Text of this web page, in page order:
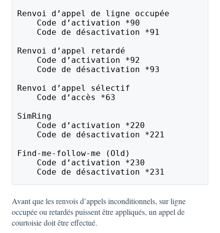
Renvoi d’appel de ligne occupée
    Code d’activation *90
    Code de désactivation *91
Renvoi d’appel retardé
    Code d’activation *92
    Code de désactivation *93
Renvoi d’appel sélectif
    Code d’accès *63
SimRing
    Code d’activation *220
    Code de désactivation *221
Find-me-follow-me (Old)
    Code d’activation *230
    Code de désactivation *231
Avant que les renvois d’appels inconditionnels, sur ligne
occupée ou retardés puissent être appliqués, un appel de
courtoisie doit être effectué.